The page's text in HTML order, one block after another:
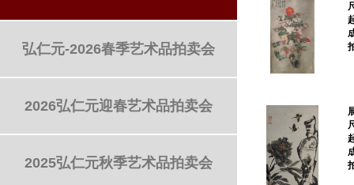
弘仁元-2026春季艺术品拍卖会
2026弘仁元迎春艺术品拍卖会
2025弘仁元秋季艺术品拍卖会